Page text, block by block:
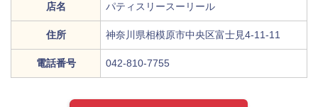
店名 パティスリースーリール
住所 神奈川県相模原市中央区富士見4-11-11
電話番号 042-810-7755